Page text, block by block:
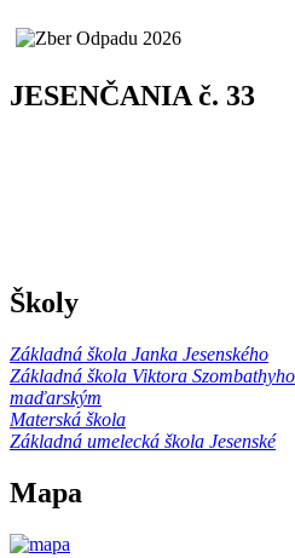
JESENČANIA č. 33
Školy
Základná škola Janka Jesenského
Základná škola Viktora
maďarským
Materská škola
Základná umelecká škola Jesenské
Mapa